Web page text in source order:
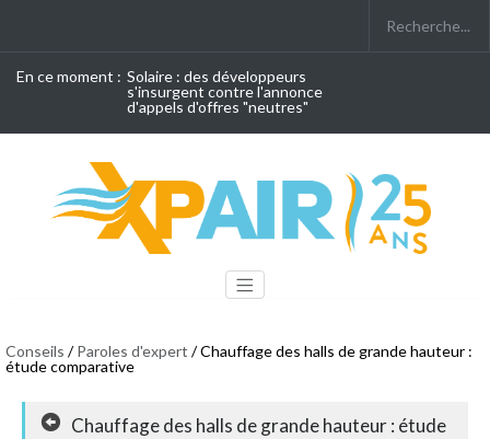
En ce moment : Solaire : des développeurs
s'insurgent contre l'annonce
d'appels d'offres "neutres"
Conseils /Paroles d'expert / Chauffage des halls de grande hauteur :
étude comparative
Chauffage des halls de grande hauteur : étude